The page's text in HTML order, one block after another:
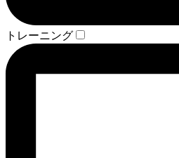
トレーニング